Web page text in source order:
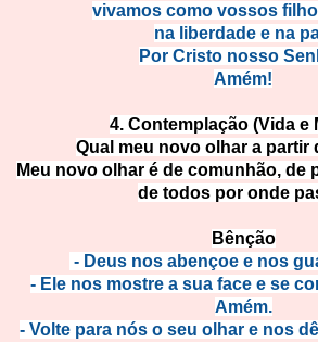
vivamos como vossos
na liberdade e na
Por Cristo nosso
Amém!
4. Contemplação (Vida e
Qual meu novo olhar a partir
Meu novo olhar é de comunhão, de
de todos por onde
Bênção
- Deus nos abençoe e nos
- Ele nos mostre a sua face e se
Amém.
- Volte para nós o seu olhar e nos